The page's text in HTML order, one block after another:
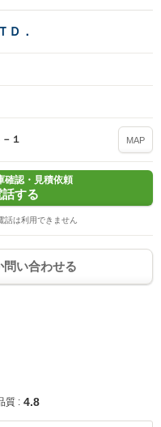
Ｄ．
１ MAP
確認・見積依頼
話する
は利用できません
い合わせる
質 : 4.8